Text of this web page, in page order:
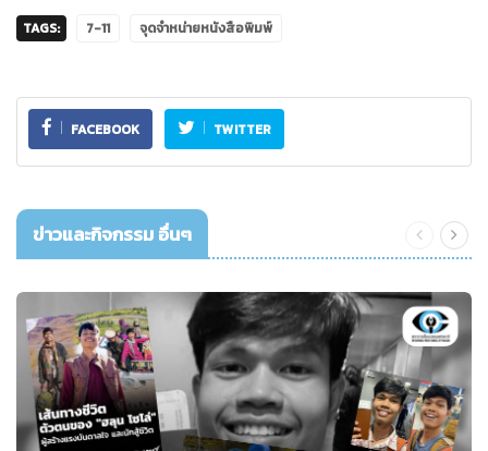
TAGS: 7-11 จุดจำหน่ายหนังสือพิมพ์
FACEBOOK TWITTER
ข่าวและกิจกรรม อื่นๆ